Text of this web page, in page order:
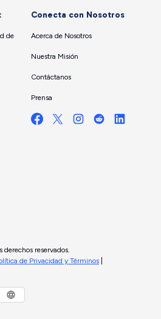
de
Conecta con Nosotros
Acerca de Nosotros
Nuestra Misión
Contáctanos
Prensa
derechos reservados.
de Privacidad y Términos